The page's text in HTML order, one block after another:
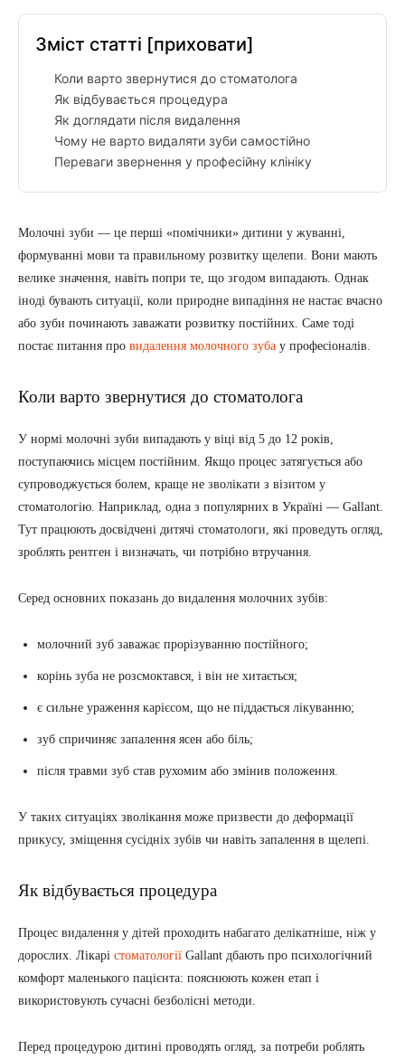
Зміст статті [приховати]
Коли варто звернутися до стоматолога
Як відбувається процедура
Як доглядати після видалення
Чому не варто видаляти зуби самостійно
Переваги звернення у професійну клініку
Молочні зуби — це перші «помічники» дитини у жуванні,
формуванні мови та правильному розвитку щелепи. Вони мають
велике значення, навіть попри те, що згодом випадають. Однак
іноді бувають ситуації, коли природне випадіння не настає вчасно
або зуби починають заважати розвитку постійних. Саме тоді
постає питання про видалення молочного зуба у професіоналів.
Коли варто звернутися до стоматолога
У нормі молочні зуби випадають у віці від 5 до 12 років,
поступаючись місцем постійним. Якщо процес затягується або
супроводжується болем, краще не зволікати з візитом у
стоматологію. Наприклад, одна з популярних в Україні — Gallant.
Тут працюють досвідчені дитячі стоматологи, які проведуть огляд,
зроблять рентген і визначать, чи потрібно втручання.
Серед основних показань до видалення молочних зубів:
молочний зуб заважає прорізуванню постійного;
корінь зуба не розсмоктався, і він не хитається;
є сильне ураження карієсом, що не піддається лікуванню;
зуб спричиняє запалення ясен або біль;
після травми зуб став рухомим або змінив положення.
У таких ситуаціях зволікання може призвести до деформації
прикусу, зміщення сусідніх зубів чи навіть запалення в щелепі.
Як відбувається процедура
Процес видалення у дітей проходить набагато делікатніше, ніж у
дорослих. Лікарі стоматології Gallant дбають про психологічний
комфорт маленького пацієнта: пояснюють кожен етап і
використовують сучасні безболісні методи.
Перед процедурою дитині проводять огляд, за потреби роблять